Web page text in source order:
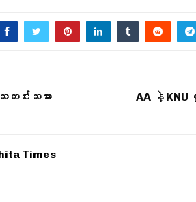
င်းသမား
AA နဲ့
Times